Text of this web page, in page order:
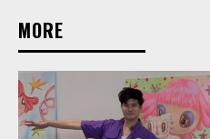
MORE